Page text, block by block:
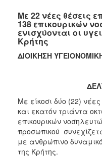
Με 22 νέες θέσεις
138 επικουρικών
ενισχύονται οι
Κρήτης
ΔΙΟΙΚΗΣΗ
Με είκοσι δύο (22)
και εκατόν τριάντα
επικουρικών
προσωπικού
με ανθρώπινο
της Κρήτης.